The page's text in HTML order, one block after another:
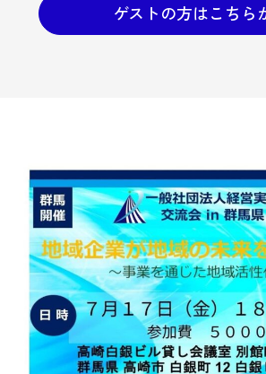
ゲストの方はこちら